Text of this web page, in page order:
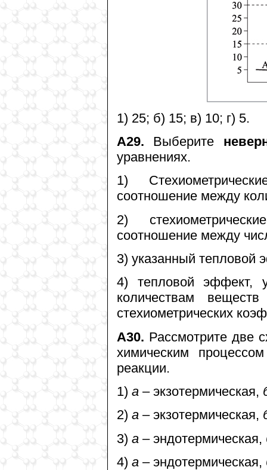
1) 25; б) 15; в) 10; г) 5.
А29. Выберите
уравнениях.
1)
соотношение между
2)
соотношение между
3) указанный тепловой
4) тепловой эффект,
количествам
стехиометрических
А30. Рассмотрите две
химическим
реакции.
1) а – экзотермическая,
2) а – экзотермическая,
3) а – эндотермическая,
4) а – эндотермическая,